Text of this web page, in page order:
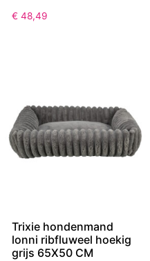
€ 48,49
Trixie hondenmand
lonni ribfluweel hoekig
grijs 65X50 CM